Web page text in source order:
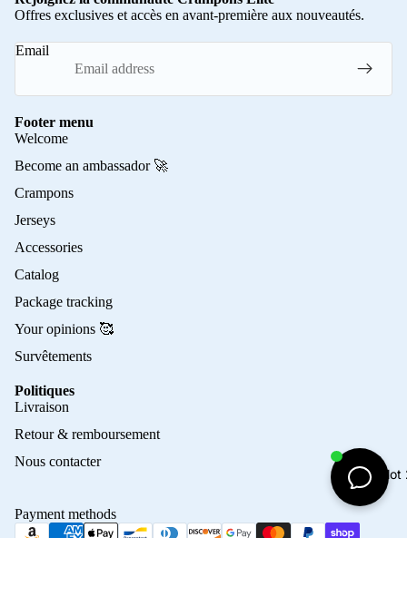
Maillot
Offres exclusives et accès en avant-première aux nouveautés.
Email
Footer menu
Welcome
Become an ambassador 🚀
Crampons
Jerseys
Accessories
Catalog
Package tracking
Your opinions 🥰
Survêtements
Politiques
Livraison
Retour & remboursement
Nous contacter
Payment methods
Terms of sale